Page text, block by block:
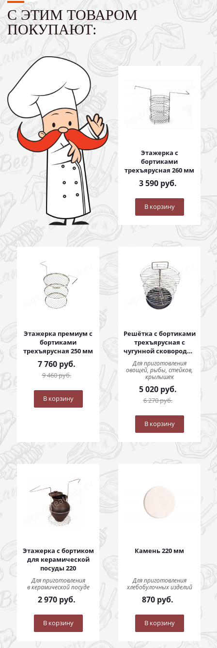
С ЭТИМ ТОВАРОМ
ПОКУПАЮТ:
Этажерка с
бортиками
трехъярусная 260 мм
3 590руб.
В корзину
Этажерка премиум с
бортиками
трехъярусная 250 мм
7 760руб.
9 460руб.
В корзину
Решётка с бортиками
трехъярусная с
чугунной сковородой
Для приготовления
овощей, рыбы, стейков,
крылышек
5 020руб.
6 270руб.
В корзину
Этажерка с бортиком
для керамической
посуды 220
Для приготовления
в керамической посуде
2 970руб.
В корзину
Камень 220 мм
Для приготовления
хлебобулочных изделий
870 руб.
В корзину